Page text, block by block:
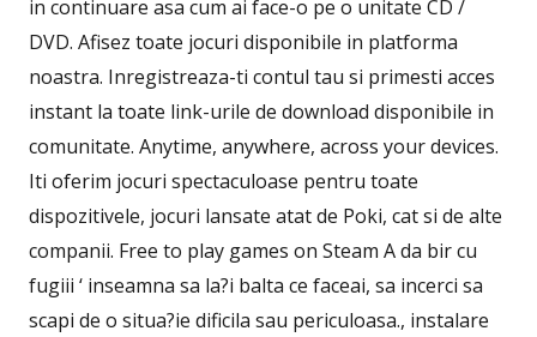
in continuare asa cum ai face-o pe o unitate CD /
DVD. Afisez toate jocuri disponibile in platforma
noastra. Inregistreaza-ti contul tau si primesti acces
instant la toate link-urile de download disponibile in
comunitate. Anytime, anywhere, across your devices.
Iti oferim jocuri spectaculoase pentru toate
dispozitivele, jocuri lansate atat de Poki, cat si de alte
companii. Free to play games on Steam A da bir cu
fugiii ‘ inseamna sa la?i balta ce faceai, sa incerci sa
scapi de o situa?ie dificila sau periculoasa., instalare